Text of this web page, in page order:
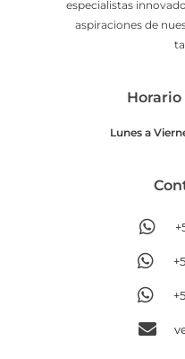
especialistas
aspiraciones de
Lunes a